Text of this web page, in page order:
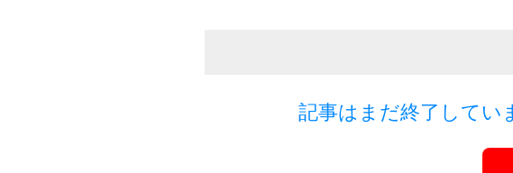
記事はまだ終了してい